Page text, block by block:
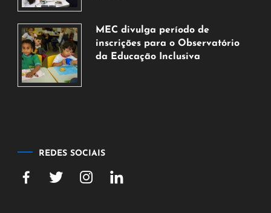
de
agosto
de
MEC divulga período de
inscrições para o Observatório
da Educação Inclusiva
REDES SOCIAIS